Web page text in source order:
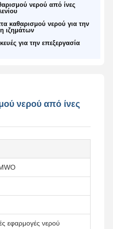
νερού από ίνες
καθαρισμού νερού για την
ιζημάτων
για την επεξεργασία
νερού από ίνες
εφαρμογές νερού